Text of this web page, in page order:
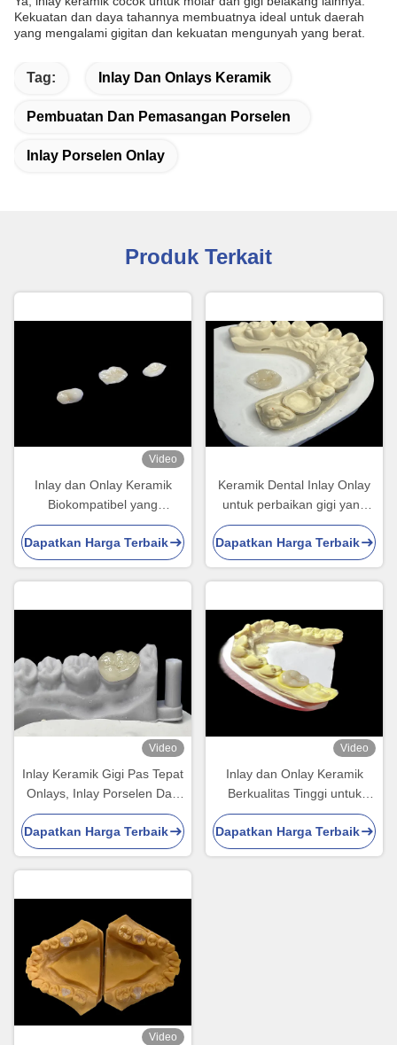
Kekuatan dan daya tahannya membuatnya ideal untuk daerah
yang mengalami gigitan dan kekuatan mengunyah yang berat.
Tag: Inlay Dan Onlays Keramik
Pembuatan Dan Pemasangan Porselen
Inlay Porselen Onlay
Produk Terkait
Video
Inlay dan Onlay Keramik
Biokompatibel yang
Dirancang untuk Kemauan,
Ketahanan dan Integrasi
dengan Gigi Alami
Dapatkan Harga Terbaik
Keramik Dental Inlay Onlay
untuk perbaikan gigi yang
efektif dengan solusi
porselen yang tahan lama
dan estetis untuk restorasi
jangka panjang
Dapatkan Harga Terbaik
Video
Inlay Keramik Gigi Pas Tepat
Onlays, Inlay Porselen Dan
Onlays FDA Disetujui
Dapatkan Harga Terbaik
Video
Inlay dan Onlay Keramik
Berkualitas Tinggi untuk
Restorasi Gigi yang
Langsung dan Lama
Dapatkan Harga Terbaik
Video